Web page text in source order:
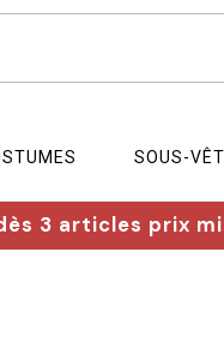
SOUS-
3 articles prix